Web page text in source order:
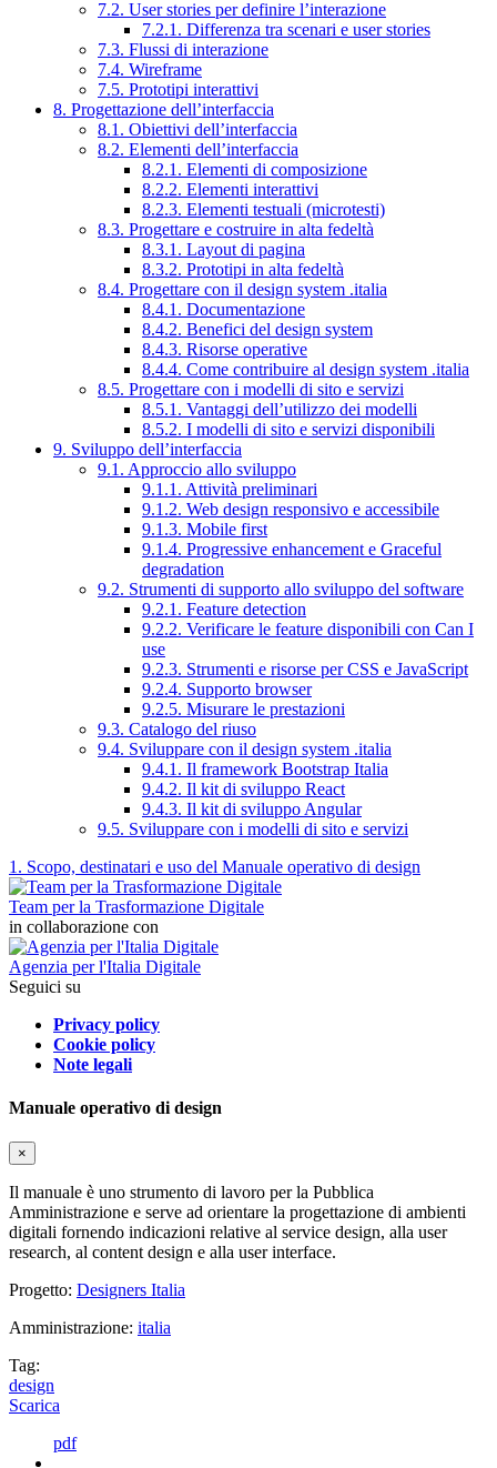
7.2. User stories per definire l’interazione
7.2.1. Differenza tra scenari e user stories
7.3. Flussi di interazione
7.4. Wireframe
7.5. Prototipi interattivi
8. Progettazione dell’interfaccia
8.1. Obiettivi dell’interfaccia
8.2. Elementi dell’interfaccia
8.2.1. Elementi di composizione
8.2.2. Elementi interattivi
8.2.3. Elementi testuali (microtesti)
8.3. Progettare e costruire in alta fedeltà
8.3.1. Layout di pagina
8.3.2. Prototipi in alta fedeltà
8.4. Progettare con il design system .italia
8.4.1. Documentazione
8.4.2. Benefici del design system
8.4.3. Risorse operative
8.4.4. Come contribuire al design system .italia
8.5. Progettare con i modelli di sito e servizi
8.5.1. Vantaggi dell’utilizzo dei modelli
8.5.2. I modelli di sito e servizi disponibili
9. Sviluppo dell’interfaccia
9.1. Approccio allo sviluppo
9.1.1. Attività preliminari
9.1.2. Web design responsivo e accessibile
9.1.3. Mobile first
9.1.4. Progressive enhancement e Graceful
degradation
9.2. Strumenti di supporto allo sviluppo del software
9.2.1. Feature detection
9.2.2. Verificare le feature disponibili con Can I
use
9.2.3. Strumenti e risorse per CSS e JavaScript
9.2.4. Supporto browser
9.2.5. Misurare le prestazioni
9.3. Catalogo del riuso
9.4. Sviluppare con il design system .italia
9.4.1. Il framework Bootstrap Italia
9.4.2. Il kit di sviluppo React
9.4.3. Il kit di sviluppo Angular
9.5. Sviluppare con i modelli di sito e servizi
1. Scopo, destinatari e uso del Manuale operativo di design
Team per la Trasformazione Digitale
in collaborazione con
Agenzia per l'Italia Digitale
Seguici su
Privacy policy
Cookie policy
Note legali
Manuale operativo di design
×
Il manuale è uno strumento di lavoro per la Pubblica
Amministrazione e serve ad orientare la progettazione di ambienti
digitali fornendo indicazioni relative al service design, alla user
research, al content design e alla user interface.
Progetto: Designers Italia
Amministrazione: italia
Tag:
design
Scarica
pdf